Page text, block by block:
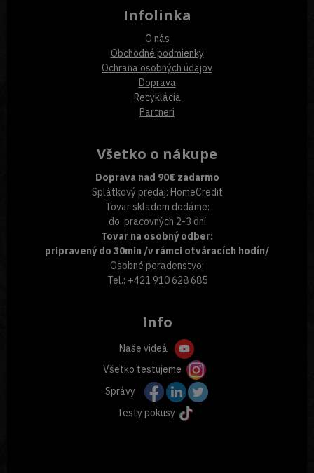
Infolinka
O nás
Obchodné podmienky
Ochrana osobných údajov
Doprava
Recyklácia
Partneri
Všetko o nákupe
Doprava nad 90€ zadarmo
Splátkový predaj: HomeCredit
Tovar skladom dodáme:
do pracovných 2-3 dní
Tovar na osobný odber:
pripravený do 30min /v rámci otváracích hodín/
Osobné poradenstvo:
Tel.: +421 910 628 685
Info
Naše videá
Všetko testujeme
Správy
Testy pokusy